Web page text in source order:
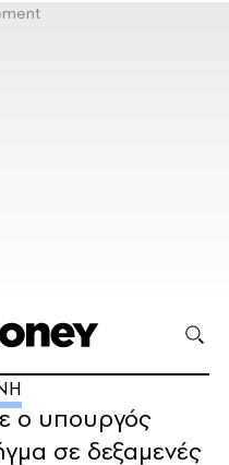
ο υπουργός
σε δεξαμενές